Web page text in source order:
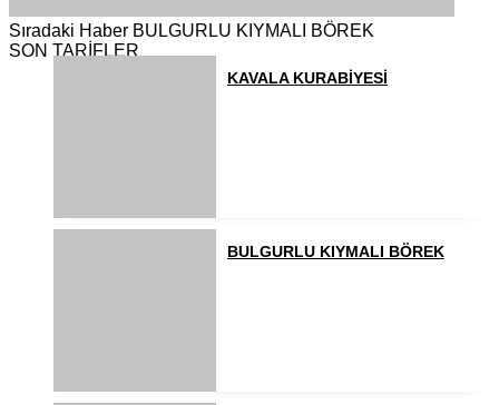
Sıradaki Haber BULGURLU KIYMALI BÖREK
SON TARİFLER
KAVALA KURABİYESİ
BULGURLU KIYMALI BÖREK